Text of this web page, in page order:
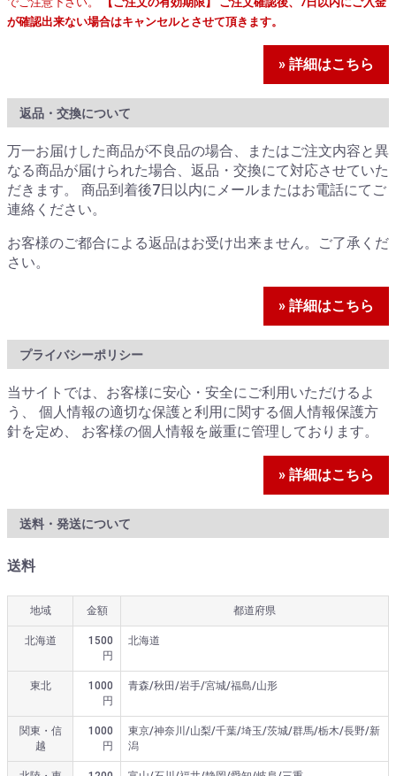
が確認出来ない場合はキャンセルとさせて頂きます。
» 詳細はこちら
返品・交換について
万一お届けした商品が不良品の場合、またはご注文内容と異
なる商品が届けられた場合、返品・交換にて対応させていた
だきます。 商品到着後7日以内にメールまたはお電話にてご
連絡ください。
お客様のご都合による返品はお受け出来ません。ご了承くだ
さい。
» 詳細はこちら
プライバシーポリシー
当サイトでは、お客様に安心・安全にご利用いただけるよ
う、 個人情報の適切な保護と利用に関する個人情報保護方
針を定め、 お客様の個人情報を厳重に管理しております。
» 詳細はこちら
送料・発送について
送料
地域 金額 都道府県
北海道
1500
円
北海道
東北
1000
円
青森/秋田/岩手/宮城/福島/山形
関東・信
越
1000
円
東京/神奈川/山梨/千葉/埼玉/茨城/群馬/栃木/長野/新
潟